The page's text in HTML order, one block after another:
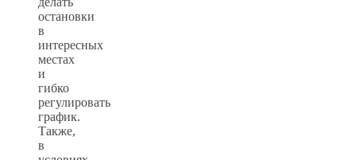
остановки
в
интересных
местах
и
гибко
регулировать
график.
Также,
в